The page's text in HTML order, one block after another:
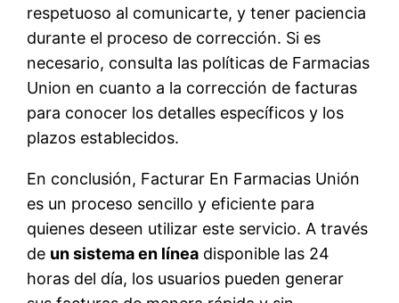
respetuoso al comunicarte, y tener paciencia
durante el proceso de corrección. Si es
necesario, consulta las políticas de Farmacias
Union en cuanto a la corrección de facturas
para conocer los detalles específicos y los
plazos establecidos.
En conclusión, Facturar En Farmacias Unión
es un proceso sencillo y eficiente para
quienes deseen utilizar este servicio. A través
de un sistema en línea disponible las 24
horas del día, los usuarios pueden generar